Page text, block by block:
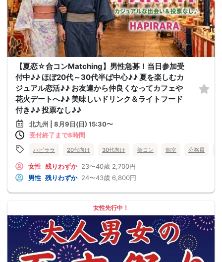
【夏恋☆合コンMatching】男性急募！当日参加受
付中♪♪ ほぼ20代～30代半ば中心♪♪ 夏を楽しむカ
ジュアル恋活♪♪ お友達から仲良くなってカフェや
花火デートへ♪♪ 美味しいドリンク＆ライトフード
付き♪♪ 投票なし♪♪
北九州 | 8月9日(日) 15:30〜
受付終了まで8時間
ハピララ 20代向け 30代向け 街コン 個室 公務員
女性 残りわずか 23〜40歳 2,700円
男性 残りわずか 24〜43歳 6,800円
女性先行中！